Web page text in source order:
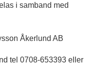
i samband med
Åkerlund AB
tel 0708-653393 eller